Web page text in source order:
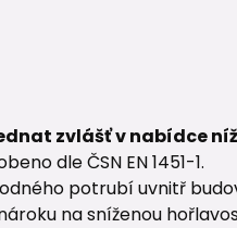
zvlášť v nabídce
dle ČSN EN 1451-1.
potrubí uvnitř
na sníženou